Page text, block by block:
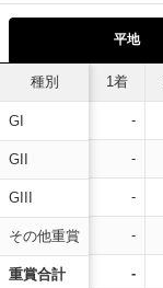
平地
種別
GI
GII
GIII
その他重賞
重賞合計
1着
-
-
-
-
-